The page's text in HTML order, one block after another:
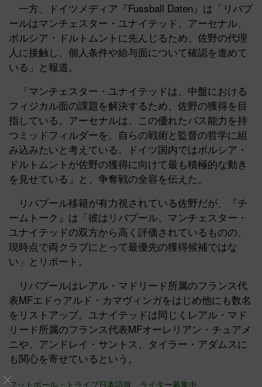
一方、ドイツメディア『Fussball Daten』は「リバプ
ールはマンチェスター・ユナイテッド、アーセナル、
ボルシア・ドルトムントに先んじるため、佐野の代理
人に接触し、個人条件や給与面について確認を進めて
いる」と報道。
「マンチェスター・ユナイテッドは、中盤における
フィジカル面の課題を解決するため、佐野の獲得を目
指している。アーセナルは、この優れたパス能力を持
つミッドフィルダーを、自らの戦術と監督の哲学に組
み込みたいと考えている。ドイツ国内ではボルシア・
ドルトムントが佐野の獲得に向けて最も積極的な動き
を見せている」と、争奪戦の全容を伝えた。
リバプール移籍が有力視されている佐野だが、『チ
ームトーク』は「彼はリバプール、マンチェスター・
ユナイテッドの双方から高く評価されているものの、
現時点で両クラブにとって最優先の獲得候補ではな
い」とリポート。
リバプールはレアル・マドリード所属のフランス代
表MFエドゥアルド・カマヴィンガをはじめ他にも数名
をリストアップ。ユナイテッドは同じくレアル・マド
リード所属のフランス代表MFオーレリアン・チュアメ
ニや、アンドレイ・サントス、タイラー・アダムスに
も関心を寄せているという。
フットボール・トライブ日本語版、ライター募集中